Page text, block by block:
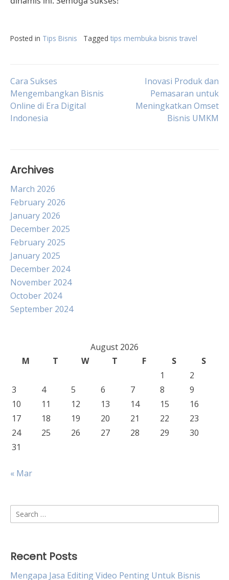
Posted in Tips Bisnis Tagged tips membuka bisnis travel
Post
navigation
Cara Sukses
Mengembangkan Bisnis
Online di Era Digital
Indonesia
Inovasi Produk dan
Pemasaran untuk
Meningkatkan Omset
Bisnis UMKM
Archives
March 2026
February 2026
January 2026
December 2025
February 2025
January 2025
December 2024
November 2024
October 2024
September 2024
August 2026
M
T W T F S
S
1
2
3
4 5 6 7 8
9
10
11 12 13 14 15
16
17
18 19 20 21 22
23
24
25 26 27 28 29
30
31
« Mar
Search
for:
Recent Posts
Mengapa Jasa Editing Video Penting Untuk Bisnis